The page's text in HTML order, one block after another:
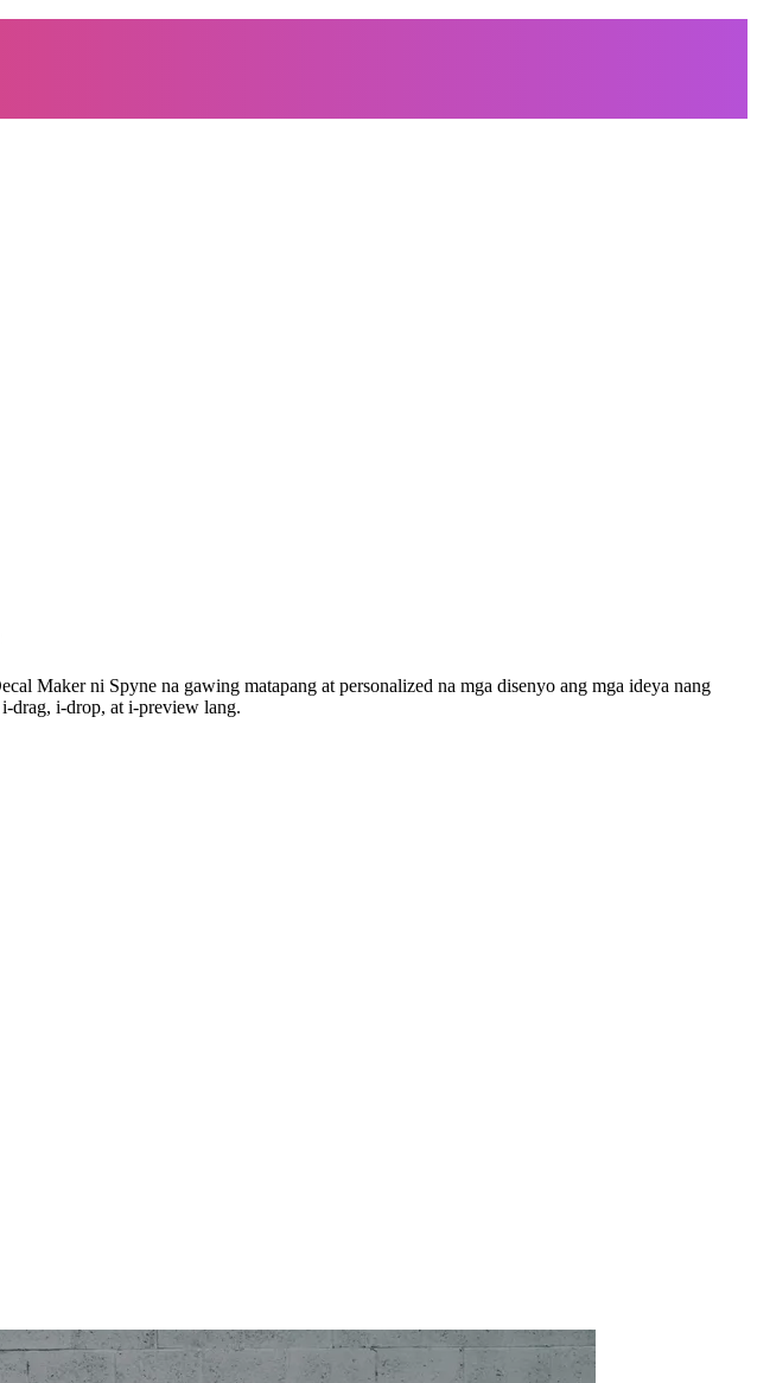
Maker ni Spyne na gawing matapang at personalized na mga disenyo ang mga ideya nang
drag, i-drop, at i-preview lang.